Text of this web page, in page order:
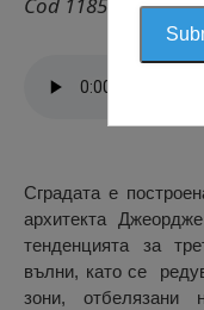
Cod 1185
Сградата е
архитекта
тенденцията за
вълни, като се
зони, отбелязани